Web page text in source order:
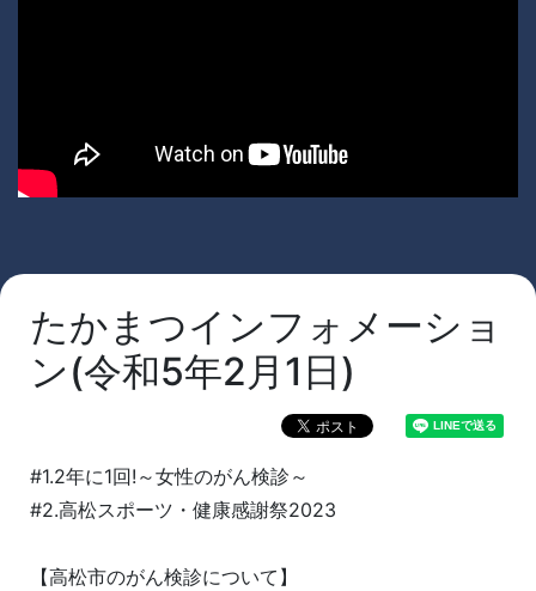
たかまつインフォメーショ
ン(令和5年2月1日)
#1.2年に1回!～女性のがん検診～
#2.高松スポーツ・健康感謝祭2023
【高松市のがん検診について】